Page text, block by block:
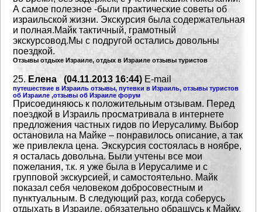
А самое полезное -были практические советы об
израильской жизни. Экскурсия была содержательная
и полная.Майк тактичный, грамотный
экскурсовод.Мы с подругой остались довольны
поездкой.
Отзывы отдыхе Израиле, отдых в Израиле отзывы туристов
25. Елена (04.11.2013 16:44) E-mail
путешествие в Израиль отзывы, путевки в Израиль, отзывы туристов
об Израиле ,отзывы об Израиле форум
Присоединяюсь к положительным отзывам. Перед
поездкой в Израиль просматривала в интернете
предложения частных гидов по Иерусалиму. Выбор
остановила на Майке – понравилось описание, а так
же привлекла цена. Экскурсия состоялась в ноябре,
я осталась довольна. Были учтены все мои
пожелания, т.к. я уже была в Иерусалиме и с
групповой экскурсией, и самостоятельно. Майк
показал себя человеком добросовестным и
пунктуальным. В следующий раз, когда соберусь
отдыхать в Израиле, обязательно обращусь к Майку.